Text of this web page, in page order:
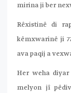
mirina ji ber
Rêxistinê di
kêmxwarinê ji
ava paqij a
Her weha
melyon jî